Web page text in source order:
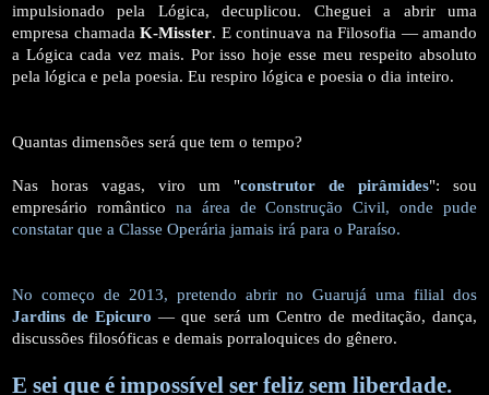
impulsionado pela Lógica, decuplicou. Cheguei a abrir uma
empresa chamada K-Misster. E continuava na Filosofia — amando
a Lógica cada vez mais. Por isso hoje esse meu respeito absoluto
pela lógica e pela poesia. Eu respiro lógica e poesia o dia inteiro.
Quantas dimensões será que tem o tempo?
Nas horas vagas, viro um "construtor de pirâmides": sou
empresário romântico na área de Construção Civil, onde pude
constatar que a Classe Operária jamais irá para o Paraíso.
No começo de 2013, pretendo abrir no Guarujá uma filial dos
Jardins de Epicuro — que será um Centro de meditação, dança,
discussões filosóficas e demais porraloquices do gênero.
E sei que é impossível ser feliz sem liberdade.